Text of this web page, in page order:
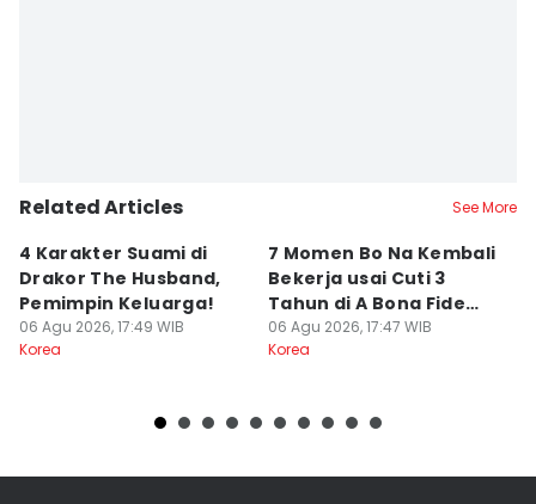
Related Articles See More
4 Karakter Suami di
Drakor The Husband,
Pemimpin Keluarga!
06 Agu 2026, 17:49 WIB
Korea
7 Momen Bo Na Kembali
Bekerja usai Cuti 3
Tahun di A Bona Fide
Killer
06 Agu 2026, 17:47 WIB
Korea